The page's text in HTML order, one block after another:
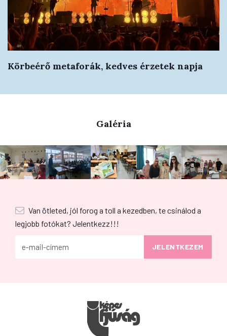
Körbeérő metaforák, kedves érzetek napja
Galéria
Van ötleted, jól forog a toll a kezedben, te csinálod a
legjobb fotókat? Jelentkezz!!!